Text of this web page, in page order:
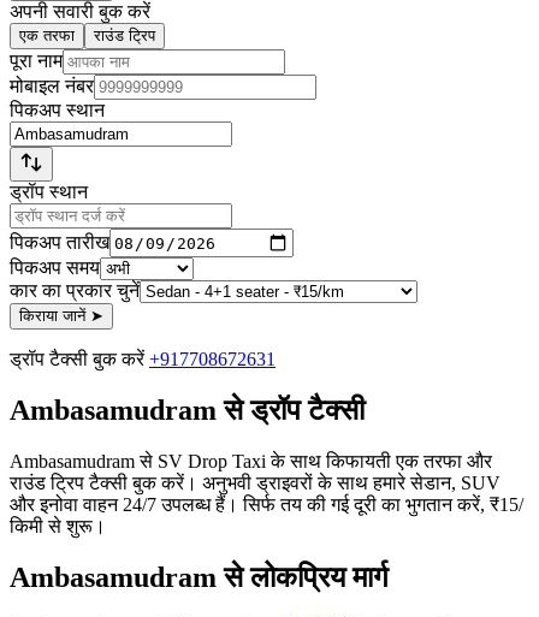
अपनी सवारी बुक करें
एक तरफा राउंड ट्रिप
पूरा नाम
मोबाइल नंबर
पिकअप स्थान
ड्रॉप स्थान
पिकअप तारीख
पिकअप समय
कार का प्रकार चुनें
किराया जानें➤
ड्रॉप टैक्सी बुक करें+917708672631
Ambasamudram से ड्रॉप टैक्सी
Ambasamudram से SV Drop Taxi के साथ किफायती एक तरफा और
राउंड ट्रिप टैक्सी बुक करें। अनुभवी ड्राइवरों के साथ हमारे सेडान, SUV
और इनोवा वाहन 24/7 उपलब्ध हैं। सिर्फ तय की गई दूरी का भुगतान करें, ₹15/
किमी से शुरू।
Ambasamudram से लोकप्रिय मार्ग